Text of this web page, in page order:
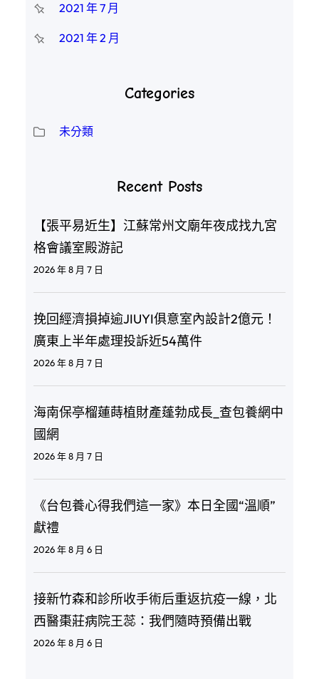
2021 年 7 月
2021 年 2 月
Categories
未分類
Recent Posts
【張平易近生】江蘇常州文廟年夜成找九宮
格會議室殿游記
2026 年 8 月 7 日
挽回經濟損掉逾JIUYI俱意室內設計2億元！
廣東上半年處理投訴近54萬件
2026 年 8 月 7 日
海南保亭榴蓮蒔植財產蓬勃成長_查包養網中
國網
2026 年 8 月 7 日
《台包養心得我們這一家》本日全國“溫順”
獻禮
2026 年 8 月 6 日
接新竹森和診所收手術后重返抗疫一線，北
西醫棗莊病院王蕊：我們隨時預備出戰
2026 年 8 月 6 日